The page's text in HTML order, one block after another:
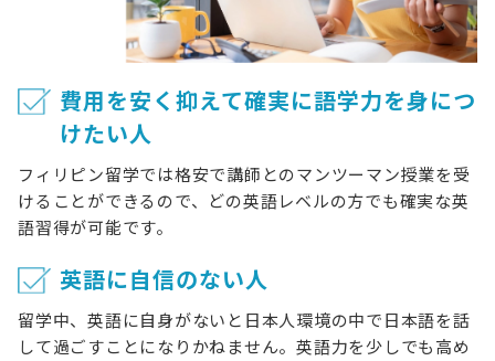
費用を安く抑えて確実に語学力を身につ
けたい人
フィリピン留学では格安で講師とのマンツーマン授業を受
けることができるので、どの英語レベルの方でも確実な英
語習得が可能です。
英語に自信のない人
留学中、英語に自身がないと日本人環境の中で日本語を話
して過ごすことになりかねません。英語力を少しでも高め